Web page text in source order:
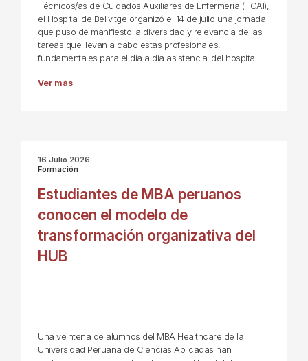
Técnicos/as de Cuidados Auxiliares de Enfermería (TCAI),
el Hospital de Bellvitge organizó el 14 de julio una jornada
que puso de manifiesto la diversidad y relevancia de las
tareas que llevan a cabo estas profesionales,
fundamentales para el día a día asistencial del hospital.
Ver más
16 Julio 2026
Formación
Estudiantes de MBA peruanos
conocen el modelo de
transformación organizativa del
HUB
Una veintena de alumnos del MBA Healthcare de la
Universidad Peruana de Ciencias Aplicadas han